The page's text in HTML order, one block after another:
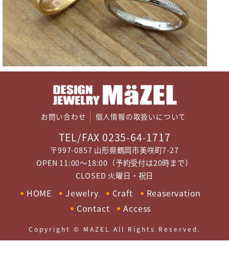
お問い合わせ 個人情報の取扱いについて
TEL/FAX 0235-64-1717
〒997-0857 山形県鶴岡市美咲町7-27
OPEN 11:00～18:00（予約受付は20時まで）
CLOSED 火曜日・祝日
HOME Jewelry Craft
Reaservation
Contact
Access
Copyright © MAZEL All Rights Reserved.